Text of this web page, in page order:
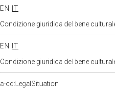
EN
IT
Condizione giuridica del bene
EN
IT
Condizione giuridica del bene
a-cd:LegalSituation